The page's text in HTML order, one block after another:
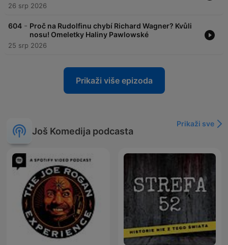
26 srp 2026
604 - Proč na Rudolfinu chybí Richard Wagner? Kvůli
nosu! Omeletky Haliny Pawlowské
25 srp 2026
Prikaži više epizoda
Još Komedija podcasta
Prikaži sve